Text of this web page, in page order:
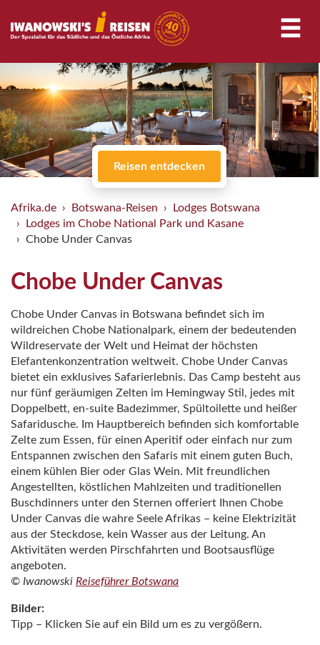
Reisen entdecken
Afrika.de Botswana-Reisen
Lodges Botswana
Lodges im Chobe National Park und Kasane
Chobe Under Canvas
Chobe Under Canvas
Chobe Under Canvas in Botswana befindet sich im
wildreichen Chobe Nationalpark, einem der bedeutenden
Wildreservate der Welt und Heimat der höchsten
Elefantenkonzentration weltweit. Chobe Under Canvas
bietet ein exklusives Safarierlebnis. Das Camp besteht aus
nur fünf geräumigen Zelten im Hemingway Stil, jedes mit
Doppelbett, en-suite Badezimmer, Spültoilette und heißer
Safaridusche. Im Hauptbereich befinden sich komfortable
Zelte zum Essen, für einen Aperitif oder einfach nur zum
Entspannen zwischen den Safaris mit einem guten Buch,
einem kühlen Bier oder Glas Wein. Mit freundlichen
Angestellten, köstlichen Mahlzeiten und traditionellen
Buschdinners unter den Sternen offeriert Ihnen Chobe
Under Canvas die wahre Seele Afrikas – keine Elektrizität
aus der Steckdose, kein Wasser aus der Leitung. An
Aktivitäten werden Pirschfahrten und Bootsausflüge
angeboten.
© Iwanowski Reiseführer Botswana
Bilder:
Tipp – Klicken Sie auf ein Bild um es zu vergößern.